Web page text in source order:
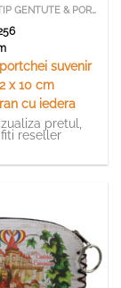
BRELOCURI TIP GENTUTE & PORTCHEI
suvenir
x 10 cm
cu iedera
pretul,
reseller